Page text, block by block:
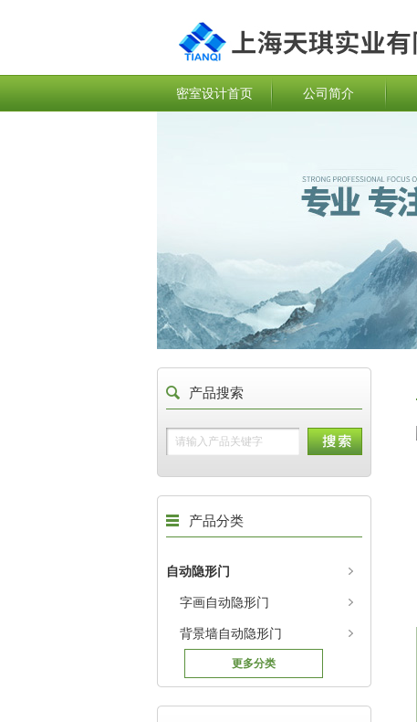
密室设计首页 公司简介
产品搜索
产品分类
自动隐形门
字画自动隐形门
背景墙自动隐形门
更多分类